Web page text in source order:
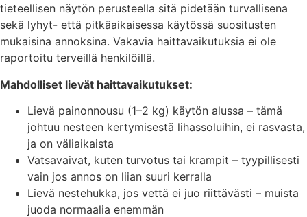
tieteellisen näytön perusteella sitä pidetään turvallisena
sekä lyhyt- että pitkäaikaisessa käytössä suositusten
mukaisina annoksina. Vakavia haittavaikutuksia ei ole
raportoitu terveillä henkilöillä.
Mahdolliset lievät haittavaikutukset:
Lievä painonnousu (1–2 kg) käytön alussa – tämä
johtuu nesteen kertymisestä lihassoluihin, ei rasvasta,
ja on väliaikaista
Vatsavaivat, kuten turvotus tai krampit – tyypillisesti
vain jos annos on liian suuri kerralla
Lievä nestehukka, jos vettä ei juo riittävästi – muista
juoda normaalia enemmän